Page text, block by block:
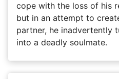
cope with the loss of his
but in an attempt to
partner, he inadvertently
into a deadly soulmate.